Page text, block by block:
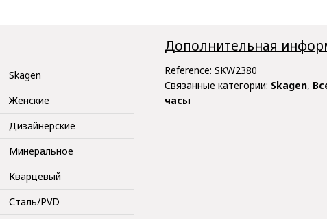
Skagen
Женские
Дизайнерские
Минеральное
Кварцевый
Сталь/PVD
Дополнительная
Reference:SKW2380
Связанные категории: Skagen,
часы